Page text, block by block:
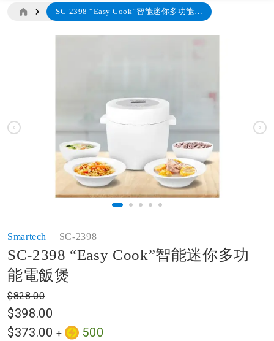
SC-2398 “Easy Cook”智能迷你多功能電飯煲
images
gallery
to
the
beginning
of
the
images
gallery
Smartech SC-2398
SC-2398 “Easy Cook”智能迷你多功
能電飯煲
$398.00
$373.00 + 500
$828.00